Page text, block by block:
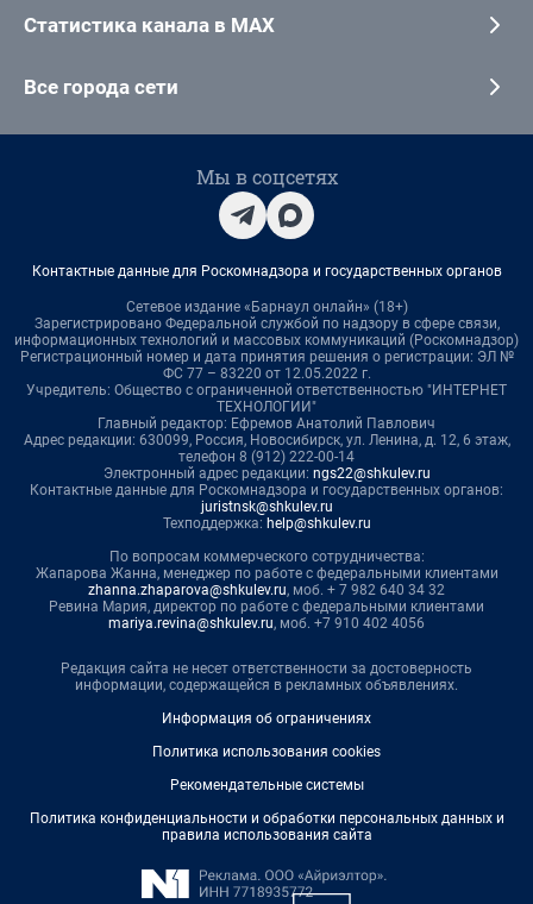
Статистика канала в MAX
Все города сети
Мы в соцсетях
Контактные данные для Роскомнадзора и государственных органов
Сетевое издание «Барнаул онлайн» (18+)
Зарегистрировано Федеральной службой по надзору в сфере связи,
информационных технологий и массовых коммуникаций (Роскомнадзор)
Регистрационный номер и дата принятия решения о регистрации: ЭЛ №
ФС 77 – 83220 от 12.05.2022 г.
Учредитель: Общество с ограниченной ответственностью "ИНТЕРНЕТ
ТЕХНОЛОГИИ"
Главный редактор: Ефремов Анатолий Павлович
Адрес редакции: 630099, Россия, Новосибирск, ул. Ленина, д. 12, 6 этаж,
телефон 8 (912) 222-00-14
Электронный адрес редакции: ngs22@shkulev.ru
Контактные данные для Роскомнадзора и государственных органов:
juristnsk@shkulev.ru
Техподдержка: help@shkulev.ru
По вопросам коммерческого сотрудничества:
Жапарова Жанна, менеджер по работе с федеральными клиентами
zhanna.zhaparova@shkulev.ru, моб. + 7 982 640 34 32
Ревина Мария, директор по работе с федеральными клиентами
mariya.revina@shkulev.ru, моб. +7 910 402 4056
Редакция сайта не несет ответственности за достоверность
информации, содержащейся в рекламных объявлениях.
Информация об ограничениях
Политика использования cookies
Рекомендательные системы
Политика конфиденциальности и обработки персональных данных и
правила использования сайта